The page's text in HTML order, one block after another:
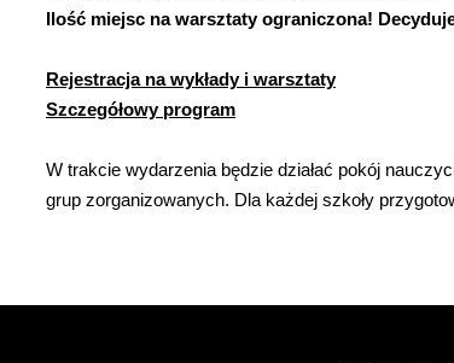
Ilość miejsc na warsztaty ograniczona!
Rejestracja na wykłady i warsztaty
Szczegółowy program
W trakcie wydarzenia będzie działać pokój
grup zorganizowanych. Dla każdej szkoły